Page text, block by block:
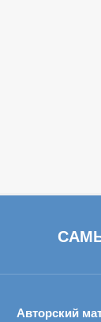
Авторский